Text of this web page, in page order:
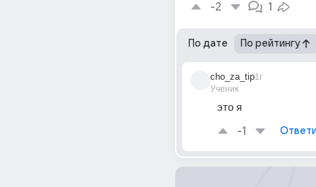
-2 1
По дате По рейтингу
cho_za_tip
Ученик
1г
это я
-1